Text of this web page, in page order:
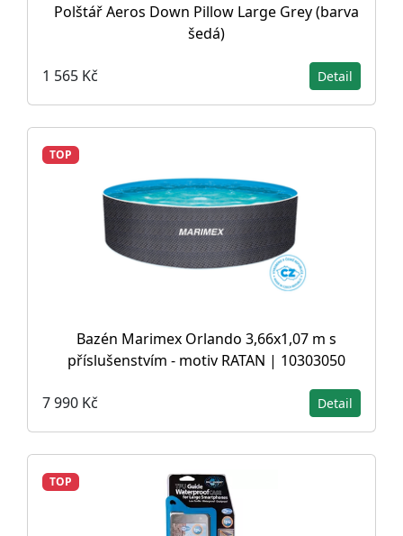
Polštář Aeros Down Pillow Large Grey (barva
šedá)
1 565 Kč Detail
TOP
Bazén Marimex Orlando 3,66x1,07 m s
příslušenstvím - motiv RATAN | 10303050
7 990 Kč Detail
TOP